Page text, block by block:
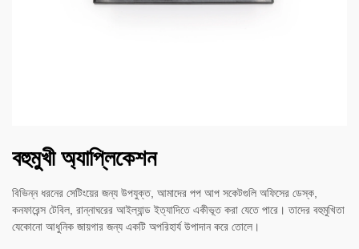
বহুমুখী অ্যাপ্লিকেশন
বিভিন্ন ধরনের সেটিংয়ের জন্য উপযুক্ত, আমাদের পপ আপ সকেটগুলি অফিসের ডেস্ক,
কনফারেন্স টেবিল, রান্নাঘরের আইল্যান্ড ইত্যাদিতে একীভূত করা যেতে পারে। তাদের বহুমুখিতা
যেকোনো আধুনিক জায়গার জন্য একটি অপরিহার্য উপাদান করে তোলে।